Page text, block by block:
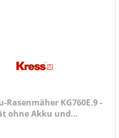
Rasenmäher KG760E.9 -
ohne Akku und